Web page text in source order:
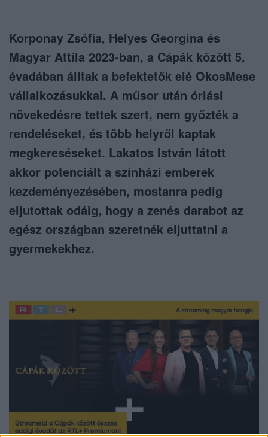
Korponay Zsófia, Helyes Georgina és
Magyar Attila 2023-ban, a Cápák között 5.
évadában álltak a befektetők elé OkosMese
vállalkozásukkal. A műsor után óriási
növekedésre tettek szert, nem győzték a
rendeléseket, és több helyről kaptak
megkereséseket. Lakatos István látott
akkor potenciált a színházi emberek
kezdeményezésében, mostanra pedig
eljutottak odáig, hogy a zenés darabot az
egész országban szeretnék eljuttatni a
gyermekekhez.